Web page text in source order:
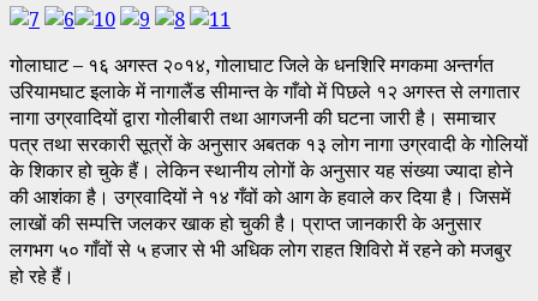
गोलाघाट – १६ अगस्त २०१४, गोलाघाट जिले के धनशिरि मगकमा अन्तर्गत
उरियामघाट इलाके में नागालैंड सीमान्त के गाँवो में पिछले १२ अगस्त से लगातार
नागा उग्रवादियों द्वारा गोलीबारी तथा आगजनी की घटना जारी है। समाचार
पत्र तथा सरकारी सूत्रों के अनुसार अबतक १३ लोग नागा उग्रवादी के गोलियों
के शिकार हो चुके हैं। लेकिन स्थानीय लोगों के अनुसार यह संख्या ज्यादा होने
की आशंका है। उग्रवादियों ने १४ गँवों को आग के हवाले कर दिया है। जिसमें
लाखों की सम्पत्ति जलकर खाक हो चुकी है। प्राप्त जानकारी के अनुसार
लगभग ५० गाँवों से ५ हजार से भी अधिक लोग राहत शिविरो में रहने को मजबुर
हो रहे हैं।